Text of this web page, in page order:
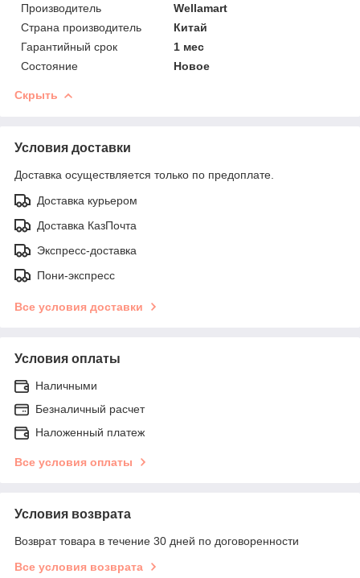
Производитель
Wellamart
Страна производитель
Китай
Гарантийный срок
1 мес
Состояние
Новое
Скрыть
Условия доставки
Доставка осуществляется только по предоплате.
Доставка курьером
Доставка КазПочта
Экспресс-доставка
Пони-экспресс
Все условия доставки
Условия оплаты
Наличными
Безналичный расчет
Наложенный платеж
Все условия оплаты
Условия возврата
Возврат товара в течение 30 дней по договоренности
Все условия возврата